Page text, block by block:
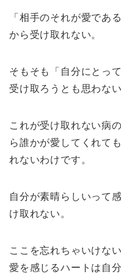
「相手のそれが愛であ
から受け取れない。
そもそも「自分にとっ
受け取ろうとも思わな
これが受け取れない病
ら誰かが愛してくれて
れないわけです。
自分が素晴らしいって
け取れない。
ここを忘れちゃいけな
愛を感じるハートは自